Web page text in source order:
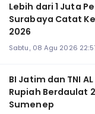
Lebih dari 1 Juta
Surabaya Catat
2026
Sabtu, 08 Agu 2026
BI Jatim dan TNI
Rupiah Berdaulat
Sumenep